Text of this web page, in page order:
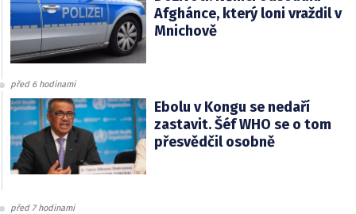
Afghánce, který loni vraždil v
Mnichově
před 6 hodinami
Ebolu v Kongu se nedaří
zastavit. Šéf WHO se o tom
přesvědčil osobně
před 7 hodinami